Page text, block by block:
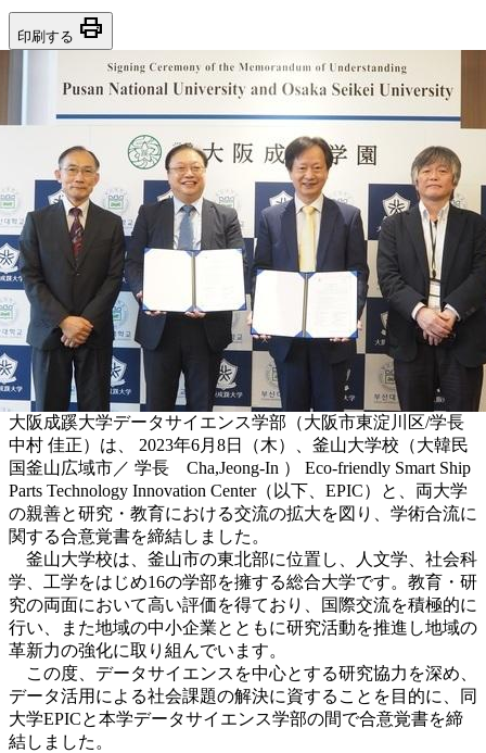
印刷する print
大阪成蹊大学データサイエンス学部（大阪市東淀川区/学長
中村 佳正）は、 2023年6月8日（木）、釜山大学校（大韓民
国釜山広域市／ 学長 Cha,Jeong-In ） Eco-friendly Smart Ship
Parts Technology Innovation Center（以下、EPIC）と、両大学
の親善と研究・教育における交流の拡大を図り、学術合流に
関する合意覚書を締結しました。
釜山大学校は、釜山市の東北部に位置し、人文学、社会科
学、工学をはじめ16の学部を擁する総合大学です。教育・研
究の両面において高い評価を得ており、国際交流を積極的に
行い、また地域の中小企業とともに研究活動を推進し地域の
革新力の強化に取り組んでいます。
この度、データサイエンスを中心とする研究協力を深め、
データ活用による社会課題の解決に資することを目的に、同
大学EPICと本学データサイエンス学部の間で合意覚書を締
結しました。